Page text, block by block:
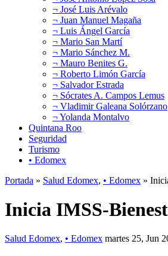
¬ José Luis Arévalo
¬ Juan Manuel Magaña
¬ Luis Ángel García
¬ Mario San Martí
¬ Mario Sánchez M.
¬ Mauro Benites G.
¬ Roberto Limón García
¬ Salvador Estrada
¬ Sócrates A. Campos Lemus
¬ Vladimir Galeana Solórzano
¬ Yolanda Montalvo
Quintana Roo
Seguridad
Turismo
• Edomex
Portada » Salud Edomex, • Edomex »
Inicia IMSS-
Salud Edomex, • Edomex martes 25, Jun